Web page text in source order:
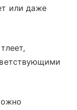
или даже